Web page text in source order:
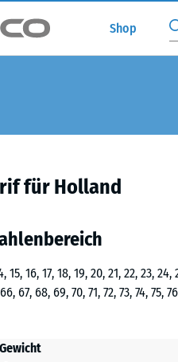
Shop
für Holland
15, 16, 17, 18, 19, 20, 21, 22, 23,
67, 68, 69, 70, 71, 72, 73, 74, 75,